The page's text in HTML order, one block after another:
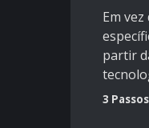
Em
partir
3